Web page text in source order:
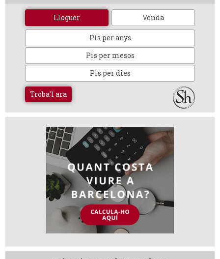
Lloguer Venda
Pis per anys
Pis per mesos
Pis per dies
Troba'l ara